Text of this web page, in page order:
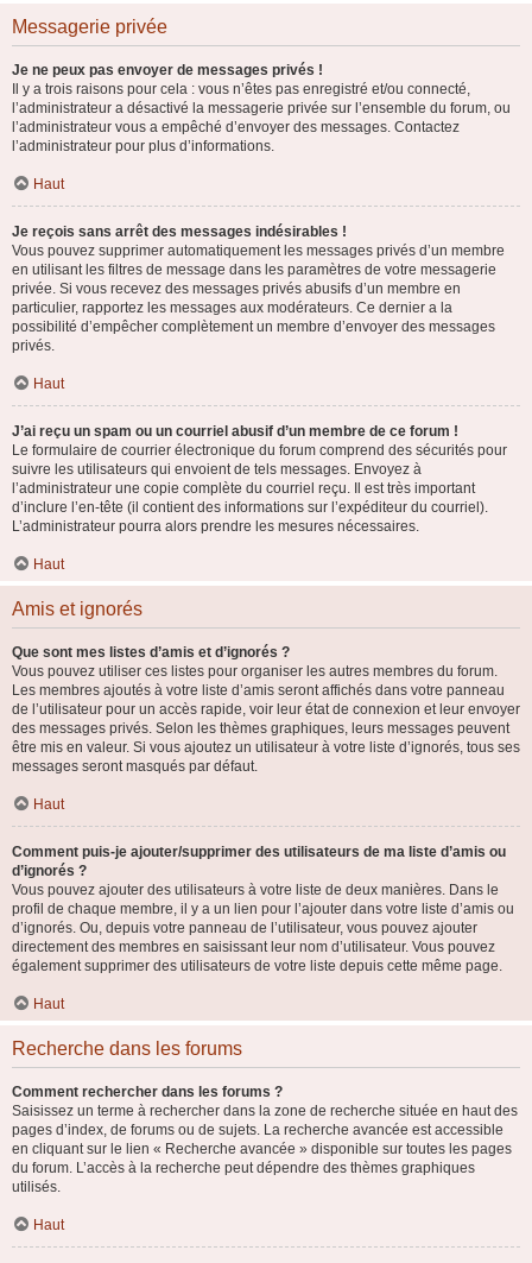
Messagerie privée
Je ne peux pas envoyer de messages privés !
Il y a trois raisons pour cela : vous n’êtes pas enregistré et/ou connecté,
l’administrateur a désactivé la messagerie privée sur l’ensemble du forum, ou
l’administrateur vous a empêché d’envoyer des messages. Contactez
l’administrateur pour plus d’informations.
Haut
Je reçois sans arrêt des messages indésirables !
Vous pouvez supprimer automatiquement les messages privés d’un membre
en utilisant les filtres de message dans les paramètres de votre messagerie
privée. Si vous recevez des messages privés abusifs d’un membre en
particulier, rapportez les messages aux modérateurs. Ce dernier a la
possibilité d’empêcher complètement un membre d’envoyer des messages
privés.
Haut
J’ai reçu un spam ou un courriel abusif d’un membre de ce forum !
Le formulaire de courrier électronique du forum comprend des sécurités pour
suivre les utilisateurs qui envoient de tels messages. Envoyez à
l’administrateur une copie complète du courriel reçu. Il est très important
d’inclure l’en-tête (il contient des informations sur l’expéditeur du courriel).
L’administrateur pourra alors prendre les mesures nécessaires.
Haut
Amis et ignorés
Que sont mes listes d’amis et d’ignorés ?
Vous pouvez utiliser ces listes pour organiser les autres membres du forum.
Les membres ajoutés à votre liste d’amis seront affichés dans votre panneau
de l’utilisateur pour un accès rapide, voir leur état de connexion et leur envoyer
des messages privés. Selon les thèmes graphiques, leurs messages peuvent
être mis en valeur. Si vous ajoutez un utilisateur à votre liste d’ignorés, tous ses
messages seront masqués par défaut.
Haut
Comment puis-je ajouter/supprimer des utilisateurs de ma liste d’amis ou
d’ignorés ?
Vous pouvez ajouter des utilisateurs à votre liste de deux manières. Dans le
profil de chaque membre, il y a un lien pour l’ajouter dans votre liste d’amis ou
d’ignorés. Ou, depuis votre panneau de l’utilisateur, vous pouvez ajouter
directement des membres en saisissant leur nom d’utilisateur. Vous pouvez
également supprimer des utilisateurs de votre liste depuis cette même page.
Haut
Recherche dans les forums
Comment rechercher dans les forums ?
Saisissez un terme à rechercher dans la zone de recherche située en haut des
pages d’index, de forums ou de sujets. La recherche avancée est accessible
en cliquant sur le lien « Recherche avancée » disponible sur toutes les pages
du forum. L’accès à la recherche peut dépendre des thèmes graphiques
utilisés.
Haut